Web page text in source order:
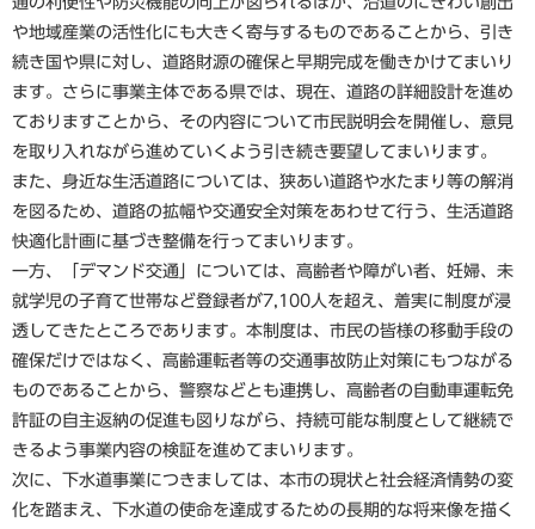
や地域産業の活性化にも大きく寄与するものであることから、引き
続き国や県に対し、道路財源の確保と早期完成を働きかけてまいり
ます。さらに事業主体である県では、現在、道路の詳細設計を進め
ておりますことから、その内容について市民説明会を開催し、意見
を取り入れながら進めていくよう引き続き要望してまいります。
また、身近な生活道路については、狭あい道路や水たまり等の解消
を図るため、道路の拡幅や交通安全対策をあわせて行う、生活道路
快適化計画に基づき整備を行ってまいります。
一方、「デマンド交通」については、高齢者や障がい者、妊婦、未
就学児の子育て世帯など登録者が7,100人を超え、着実に制度が浸
透してきたところであります。本制度は、市民の皆様の移動手段の
確保だけではなく、高齢運転者等の交通事故防止対策にもつながる
ものであることから、警察などとも連携し、高齢者の自動車運転免
許証の自主返納の促進も図りながら、持続可能な制度として継続で
きるよう事業内容の検証を進めてまいります。
次に、下水道事業につきましては、本市の現状と社会経済情勢の変
化を踏まえ、下水道の使命を達成するための長期的な将来像を描く